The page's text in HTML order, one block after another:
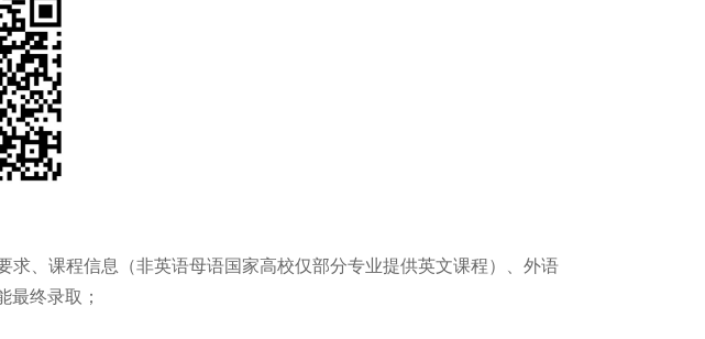
、课程信息（非英语母语国家高校仅部分专业提供英文课程）、外语
最终录取；